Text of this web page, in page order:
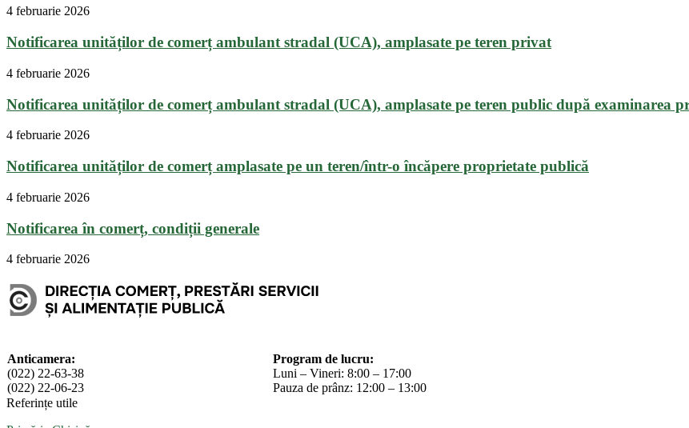
4 februarie 2026
Notificarea unităților de comerț ambulant stradal (UCA), amplasate pe teren privat
4 februarie 2026
Notificarea unităților de comerț ambulant stradal (UCA), amplasate pe teren public după examinarea
4 februarie 2026
Notificarea unităților de comerț amplasate pe un teren/într-o încăpere proprietate publică
4 februarie 2026
Notificarea în comerț, condiții generale
4 februarie 2026
Anticamera:
(022) 22-63-38
(022) 22-06-23
Program de lucru:
Luni – Vineri: 8:00 – 17:00
Pauza de prânz: 12:00 – 13:00
Referințe utile